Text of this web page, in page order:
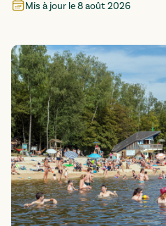
Mis à jour le8 août 2026